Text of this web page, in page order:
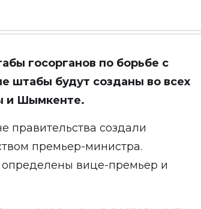
госорганов по борьбе с
штабы будут созданы во всех
и Шымкенте.
правительства создали
премьер-министра.
вице-премьер и